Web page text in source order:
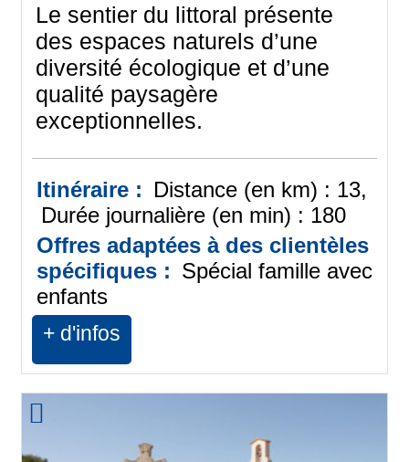
Le sentier du littoral présente
des espaces naturels d’une
diversité écologique et d’une
qualité paysagère
exceptionnelles.
Itinéraire : Distance (en km) : 13
Durée journalière (en min) : 180
Offres adaptées à des clientèles
spécifiques : Spécial famille avec
enfants
+ d'infos